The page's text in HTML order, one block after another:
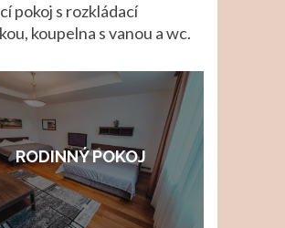
pokoj s rozkládací
koupelna s vanou a wc.
RODINNÝ POKOJ